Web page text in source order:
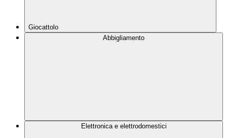
Giocattolo
Abbigliamento
Elettronica e elettrodomestici